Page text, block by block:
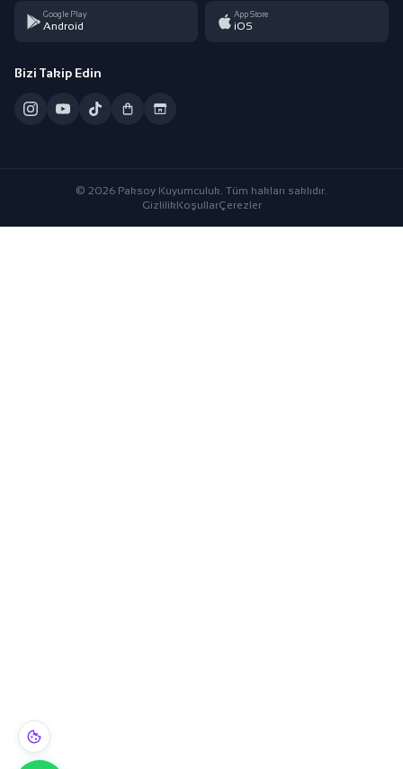
Google Play
Android
App Store
iOS
Bizi Takip Edin
© 2026 Paksoy Kuyumculuk. Tüm hakları saklıdır.
GizlilikKoşullarÇerezler